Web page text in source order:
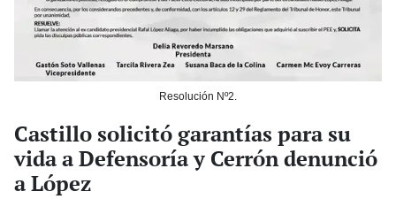
Resolución Nº2.
Castillo solicitó garantías para su
vida a Defensoría y Cerrón denunció
a López